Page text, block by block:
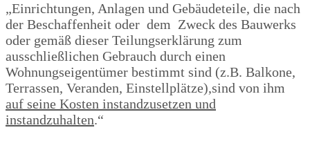
„Einrichtungen, Anlagen und Gebäudeteile, die nach
der Beschaffenheit oder dem Zweck des Bauwerks
oder gemäß dieser Teilungserklärung zum
ausschließlichen Gebrauch durch einen
Wohnungseigentümer bestimmt sind (z.B. Balkone,
Terrassen, Veranden, Einstellplätze),sind von ihm
auf seine Kosten instandzusetzen und
instandzuhalten.“